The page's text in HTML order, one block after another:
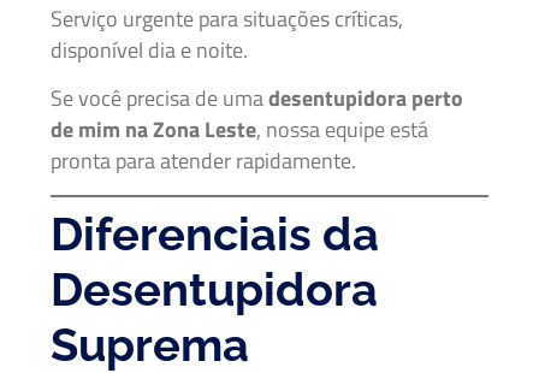
Serviço urgente para situações críticas,
disponível dia e noite.
Se você precisa de umadesentupidora perto
de mim na Zona Leste, nossa equipe está
pronta para atender rapidamente.
Diferenciais da
Desentupidora
Suprema